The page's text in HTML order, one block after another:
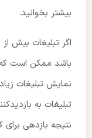
بیشتر بخوانید.
اگر تبلیغات بیش
باشد ممکن است که
نمایش تبلیغات
تبلیغات به
نتیجه بازدهی